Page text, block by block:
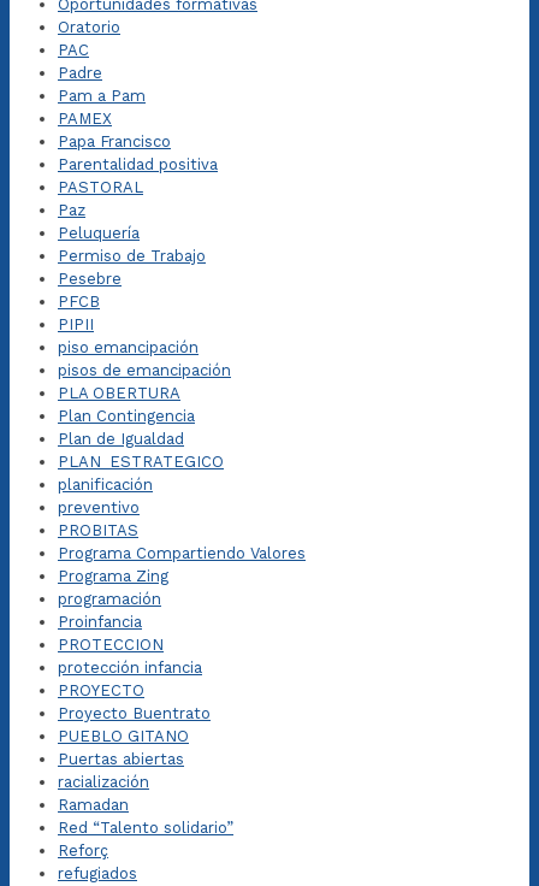
Oportunidades formativas
Oratorio
PAC
Padre
Pam a Pam
PAMEX
Papa Francisco
Parentalidad positiva
PASTORAL
Paz
Peluquería
Permiso de Trabajo
Pesebre
PFCB
PIPII
piso emancipación
pisos de emancipación
PLA OBERTURA
Plan Contingencia
Plan de Igualdad
PLAN_ESTRATEGICO
planificación
preventivo
PROBITAS
Programa Compartiendo Valores
Programa Zing
programación
Proinfancia
PROTECCION
protección infancia
PROYECTO
Proyecto Buentrato
PUEBLO GITANO
Puertas abiertas
racialización
Ramadan
Red “Talento solidario”
Reforç
refugiados